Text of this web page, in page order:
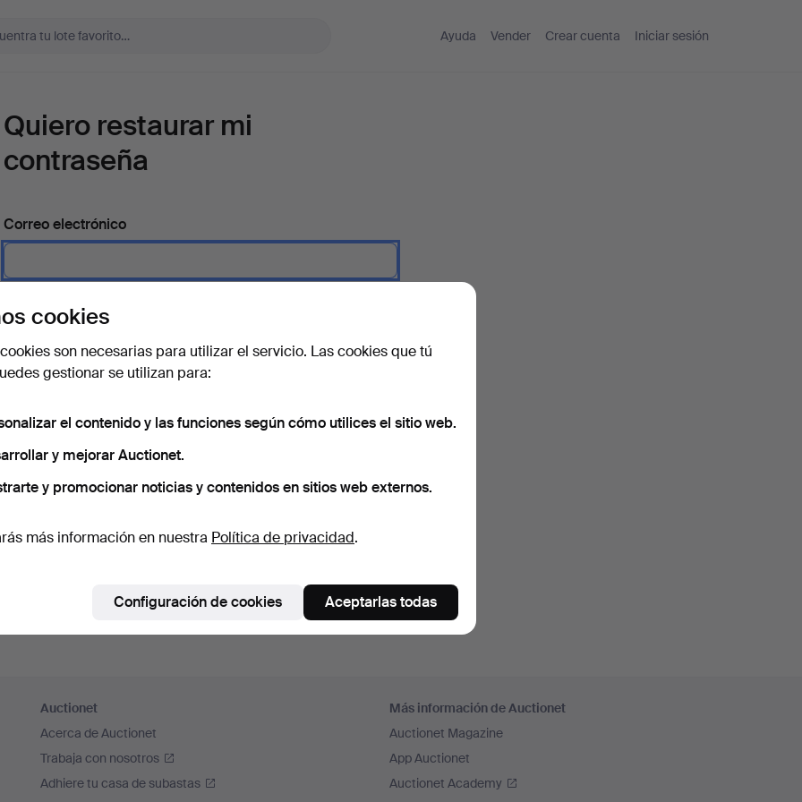
Ayuda Vender Crear cuenta Iniciar sesión
Quiero restaurar mi
contraseña
Correo electrónico
Enviar instrucciones
Auctionet
Acerca de Auctionet
Trabaja con nosotros
Adhiere tu casa de subastas
Más información de Auctionet
Auctionet Magazine
App Auctionet
Auctionet Academy
cookies
son necesarias para utilizar el servicio. Las cookies que tú
gestionar se utilizan para:
el contenido y las funciones según cómo utilices el sitio web.
y mejorar Auctionet.
y promocionar noticias y contenidos en sitios web externos.
más información en nuestra Política de privacidad.
Configuración de cookies Aceptarlas todas